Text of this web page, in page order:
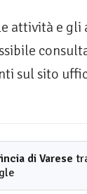
attività e
sul sito
di Varese